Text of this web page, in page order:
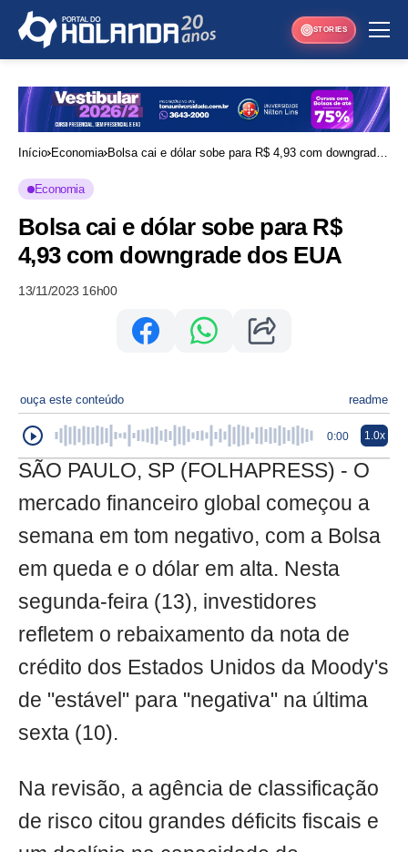
STORIES
Início Economia Bolsa cai e dólar sobe para R$ 4,93 com downgrade
Economia
Bolsa cai e dólar sobe para R$
4,93 com downgrade dos EUA
13/11/2023 16h00
ouça este conteúdo readme
0:00 1.0x
SÃO PAULO, SP (FOLHAPRESS) - O
mercado financeiro global começou a
semana em tom negativo, com a Bolsa
em queda e o dólar em alta. Nesta
segunda-feira (13), investidores
refletem o rebaixamento da nota de
crédito dos Estados Unidos da Moody's
de "estável" para "negativa" na última
sexta (10).
Na revisão, a agência de classificação
de risco citou grandes déficits fiscais e